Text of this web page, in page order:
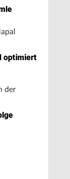
optimiert
der